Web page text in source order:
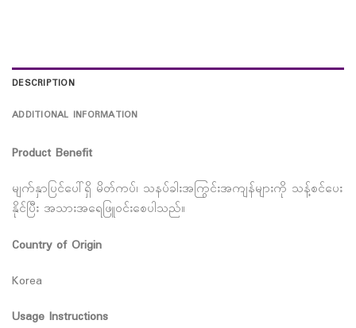
DESCRIPTION
ADDITIONAL INFORMATION
Product Benefit
မျက်နှာပြင်ပေါ်ရှိ မိတ်ကပ်၊ သနပ်ခါးအကြွင်းအကျန်များကို သန့်စင်ပေး
နိုင်ပြီး အသားအရေဖြူဝင်းစေပါသည်။
Country of Origin
Korea
Usage Instructions